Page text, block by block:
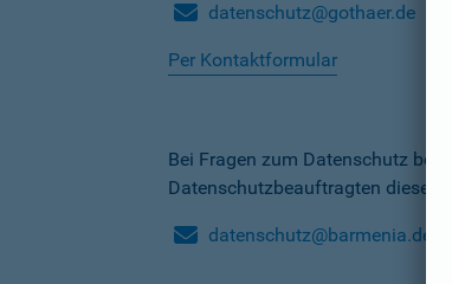
datenschutz@gothaer.de
Per Kontaktformular
Bei Fragen zum Datenschutz bei
Datenschutzbeauftragten dieser
datenschutz@barmenia.de